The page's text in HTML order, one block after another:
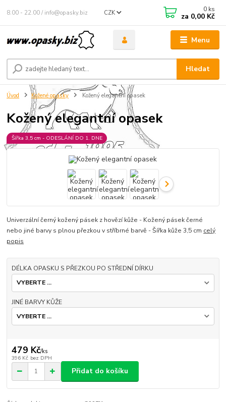
Menu
CZK
Hledat
8.00 - 22.00 / info@opasky.biz 0 ks
za 0,00 Kč
Úvod Kožené opasky Kožený elegantní opasek
Kožený elegantní opasek
Šířka 3,5 cm - ODESLÁNÍ DO 1. DNE
Univerzální černý kožený pásek z hovězí kůže - Kožený pásek černé
nebo jiné barvy s plnou přezkou v stříbrné barvě - Šířka kůže 3,5 cm celý
popis
DÉLKA OPASKU S PŘEZKOU PO STŘEDNÍ DÍRKU
JINÉ BARVY KŮŽE
479 Kč/ks
396 Kč bez DPH
Přidat do košíku